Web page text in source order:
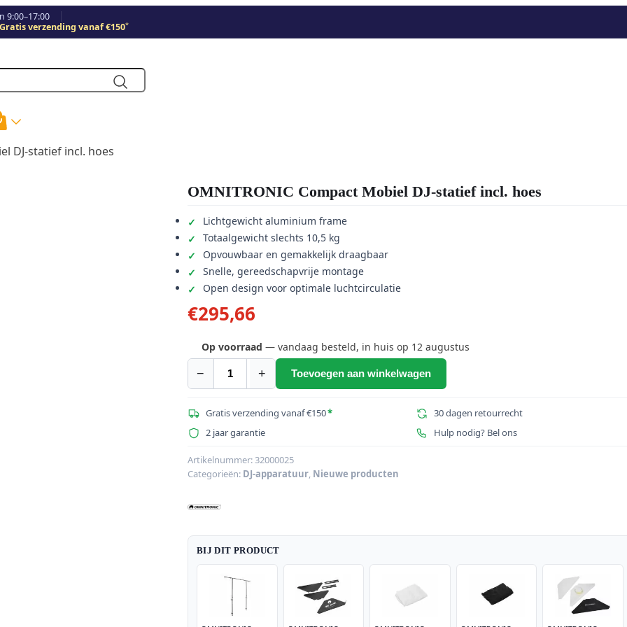
9:00–17:00
Gratis verzending vanaf €150*
DJ-statief incl. hoes
OMNITRONIC Compact Mobiel DJ-statief incl. hoes
Lichtgewicht aluminium frame
Totaalgewicht slechts 10,5 kg
Opvouwbaar en gemakkelijk draagbaar
Snelle, gereedschapvrije montage
Open design voor optimale luchtcirculatie
€295,66
Op voorraad — vandaag besteld, in huis op 12 augustus
−
OMNITRONIC
Mobiel
DJ-
incl.
hoes
+ Toevoegen aan winkelwagen
Gratis verzending vanaf €150*
30 dagen retourrecht
2 jaar garantie
Hulp nodig? Bel ons
Artikelnummer: 32000025
Categorieën: DJ-apparatuur, Nieuwe producten
BIJ DIT PRODUCT